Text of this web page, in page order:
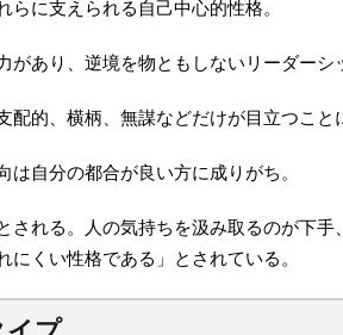
らに支えられる自己中心的性格。
があり、逆境を物ともしないリーダーシ
配的、横柄、無謀などだけが目立つこと
は自分の都合が良い方に成りがち。
される。人の気持ちを汲み取るのが下
にくい性格である」とされている。